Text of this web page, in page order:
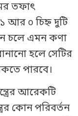
তফাৎ
১ আর ০ চিহ্ন দুটি
চলে এমন কণা
হলে সেটির
পারবে।
আরেকটি
কোন পরিবর্তন